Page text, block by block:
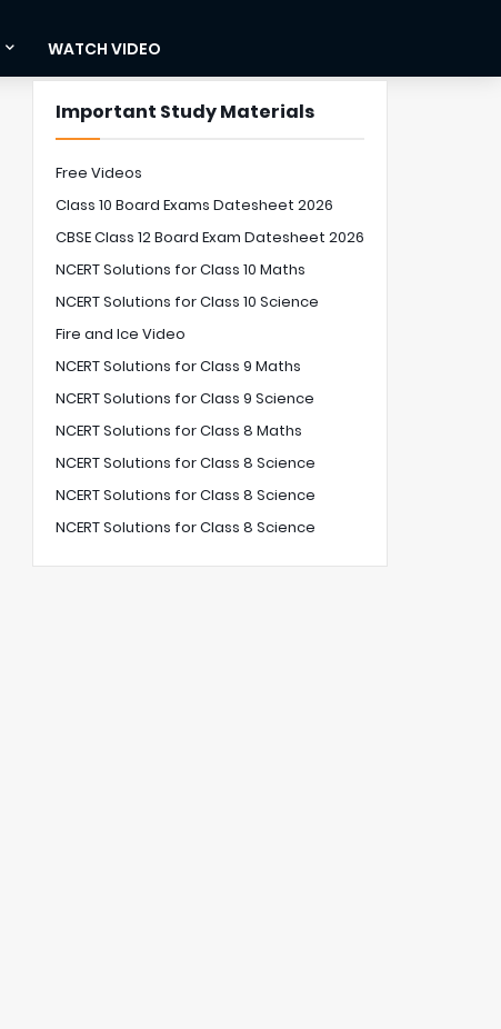
WATCH VIDEO
Important Study Materials
Free Videos
Class 10 Board Exams Datesheet 2026
CBSE Class 12 Board Exam Datesheet 2026
NCERT Solutions for Class 10 Maths
NCERT Solutions for Class 10 Science
Fire and Ice Video
NCERT Solutions for Class 9 Maths
NCERT Solutions for Class 9 Science
NCERT Solutions for Class 8 Maths
NCERT Solutions for Class 8 Science
NCERT Solutions for Class 8 Science
NCERT Solutions for Class 8 Science